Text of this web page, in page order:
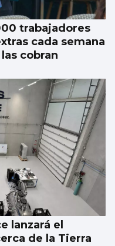
trabajadores
cada semana
cobran
lanzará el
de la Tierra